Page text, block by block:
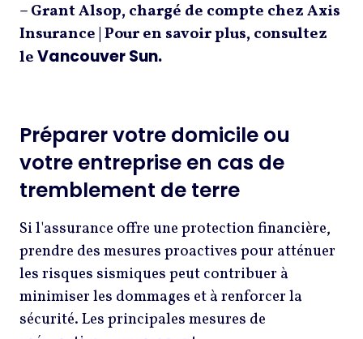
– Grant Alsop, chargé de compte chez Axis
Insurance | Pour en savoir plus, consultez
leVancouver Sun.
Préparer votre domicile ou
votre entreprise en cas de
tremblement de terre
Si l'assurance offre une protection financière,
prendre des mesures proactives pour atténuer
les risques sismiques peut contribuer à
minimiser les dommages et à renforcer la
sécurité. Les principales mesures de